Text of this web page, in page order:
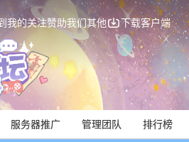
我的关注赞助我们其他 下载客户端
服务器推广 管理团队 排行榜